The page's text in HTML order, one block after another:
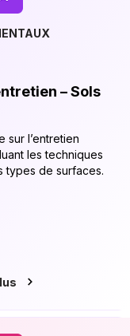
– Sols
sur l’entretien
les techniques
types de surfaces.